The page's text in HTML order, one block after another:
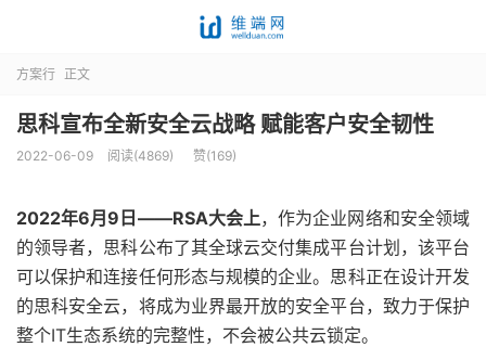
方案行 正文
思科宣布全新安全云战略 赋能客户安全韧性
2022-06-09 阅读(4869) 赞(169)
2022年6月9日——RSA大会上，作为企业网络和安全领域
的领导者，思科公布了其全球云交付集成平台计划，该平台
可以保护和连接任何形态与规模的企业。思科正在设计开发
的思科安全云，将成为业界最开放的安全平台，致力于保护
整个IT生态系统的完整性，不会被公共云锁定。